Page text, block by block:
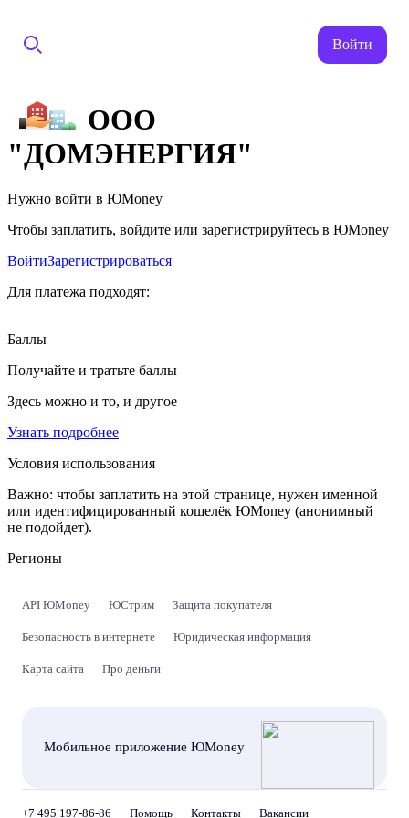
Войти
ООО
"ДОМЭНЕРГИЯ"
Нужно войти в ЮMoney
Чтобы заплатить, войдите или зарегистрируйтесь в ЮMoney
ВойтиЗарегистрироваться
Для платежа подходят:
Баллы
Получайте и тратьте баллы
Здесь можно и то, и другое
Узнать подробнее
Условия использования
Важно: чтобы заплатить на этой странице, нужен именной
или идентифицированный кошелёк ЮMoney (анонимный
не подойдет).
Регионы
API ЮMoney ЮСтрим Защита покупателя
Безопасность в интернете Юридическая информация
Карта сайта Про деньги
Мобильное приложение ЮMoney
+7 495 197-86-86 Помощь Контакты Вакансии